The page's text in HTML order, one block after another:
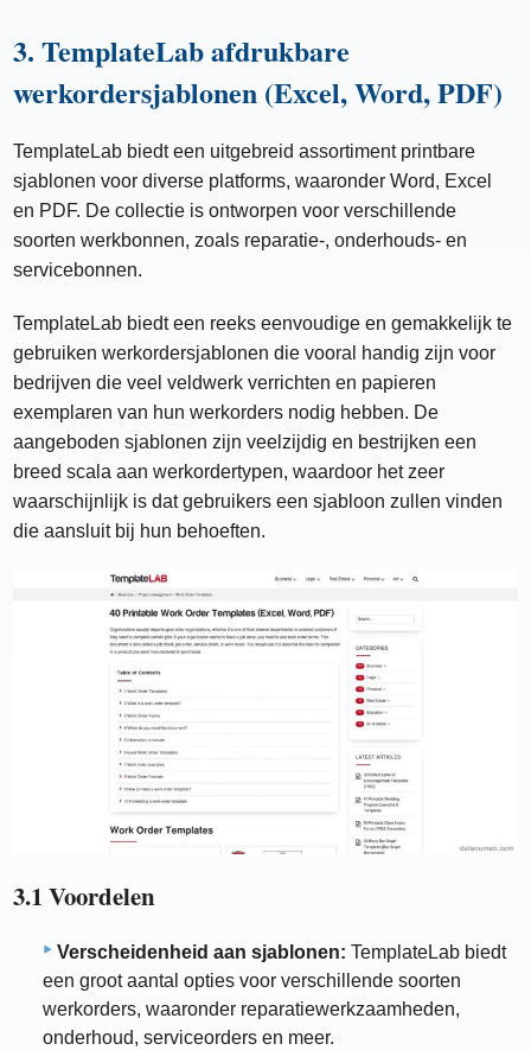
3. TemplateLab afdrukbare
werkordersjablonen (Excel, Word, PDF)
TemplateLab biedt een uitgebreid assortiment printbare
sjablonen voor diverse platforms, waaronder Word, Excel
en PDF. De collectie is ontworpen voor verschillende
soorten werkbonnen, zoals reparatie-, onderhouds- en
servicebonnen.
TemplateLab biedt een reeks eenvoudige en gemakkelijk te
gebruiken werkordersjablonen die vooral handig zijn voor
bedrijven die veel veldwerk verrichten en papieren
exemplaren van hun werkorders nodig hebben. De
aangeboden sjablonen zijn veelzijdig en bestrijken een
breed scala aan werkordertypen, waardoor het zeer
waarschijnlijk is dat gebruikers een sjabloon zullen vinden
die aansluit bij hun behoeften.
3.1 Voordelen
Verscheidenheid aan sjablonen: TemplateLab biedt
een groot aantal opties voor verschillende soorten
werkorders, waaronder reparatiewerkzaamheden,
onderhoud, serviceorders en meer.